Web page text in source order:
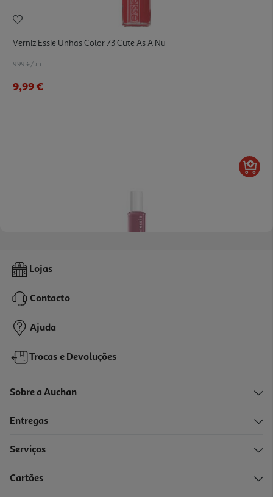
Verniz Essie Unhas Color 73 Cute As A Nu
9.99 €/un
9,99 €
Verniz Essie Unhas Expressie 220 Nu 1un
10,99 €
Lojas
Contacto
Ajuda
Trocas e Devoluções
Sobre a Auchan
Entregas
Serviços
Cartões